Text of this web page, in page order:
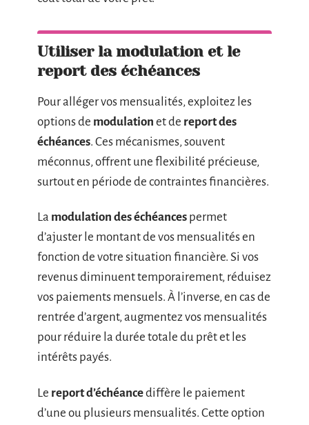
Utiliser la modulation et le
report des échéances
Pour alléger vos mensualités, exploitez les
options de modulation et de report des
échéances. Ces mécanismes, souvent
méconnus, offrent une flexibilité précieuse,
surtout en période de contraintes financières.
La modulation des échéances permet
d’ajuster le montant de vos mensualités en
fonction de votre situation financière. Si vos
revenus diminuent temporairement, réduisez
vos paiements mensuels. À l’inverse, en cas de
rentrée d’argent, augmentez vos mensualités
pour réduire la durée totale du prêt et les
intérêts payés.
Le report d’échéancediffère le paiement
d’une ou plusieurs mensualités. Cette option